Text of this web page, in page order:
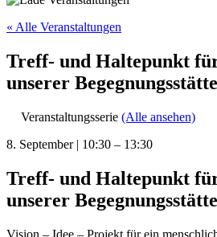
« Alle Veranstaltungen
Treff- und Haltepunkt
unserer
Veranstaltungsserie (Alle ansehen)
8. September | 10:30 – 13:30
Treff- und Haltepunkt
unserer
Vision – Idee – Projekt für ein